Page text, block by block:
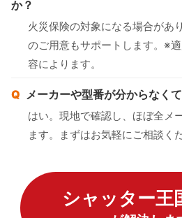
か？
火災保険の対象になる場合があ
のご用意もサポートします。※
容によります。
メーカーや型番が分からなく
はい。現地で確認し、ほぼ全メ
ます。まずはお気軽にご相談く
シャッター王